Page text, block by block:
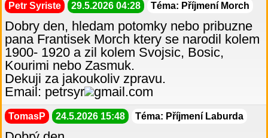
Petr Syriste 29.5.2026 04:28 Téma: Příjmení Morch
Dobry den, hledam potomky nebo pribuzne
pana Frantisek Morch ktery se narodil kolem
1900- 1920 a zil kolem Svojsic, Bosic,
Kourimi nebo Zasmuk.
Dekuji za jakoukoliv zpravu.
Email: petrsyr
gmail.com
TomasP 24.5.2026 15:48 Téma: Příjmení Laburda